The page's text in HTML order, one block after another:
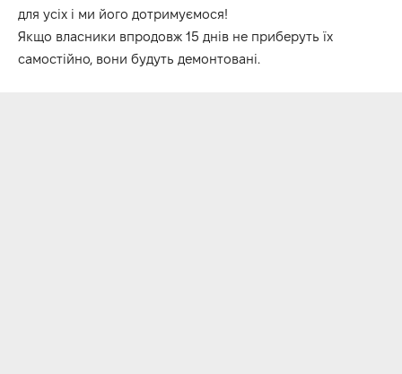
для усіх і ми його дотримуємося!
Якщо власники впродовж 15 днів не приберуть їх
самостійно, вони будуть демонтовані.